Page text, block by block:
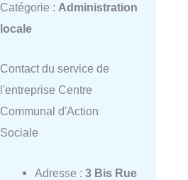
Catégorie : Administration
locale
Contact du service de
l'entreprise Centre
Communal d'Action
Sociale
Adresse : 3 Bis Rue